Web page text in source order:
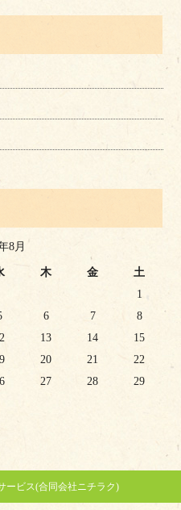
8月
木 金 土
1
6 7
8
13 14
15
20 21
22
27 28
29
ービス(合同会社ニチラク)